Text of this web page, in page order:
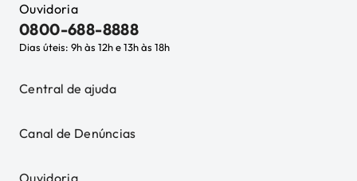
Ouvidoria
0800-688-8888
Dias úteis: 9h às 12h e 13h às 18h
Central de ajuda
Canal de Denúncias
Ouvidoria